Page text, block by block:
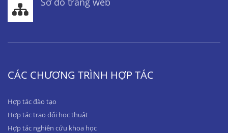
CÁC CHƯƠNG TRÌNH HỢP TÁC
Hợp tác đào tạo
Hợp tác trao đổi học thuật
Hợp tác nghiên cứu khoa học